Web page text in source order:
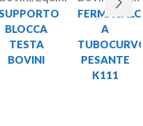
BLOCCA
TESTA
BOVINI
FERMACALCI
A
PESANTE
K111